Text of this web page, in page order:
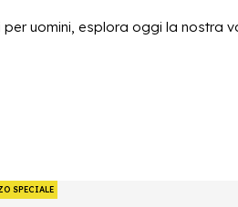
uomini, esplora oggi la
stili e design disponibili. Ci
un'ampia gamma di scarpe da
SPECIALE